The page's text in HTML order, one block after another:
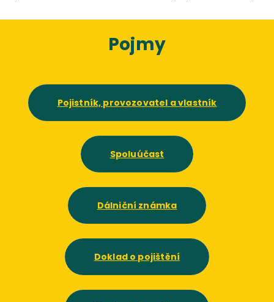
Pojmy
Pojistník, provozovatel a vlastník
Spoluúčast
Dálniční známka
Doklad o pojištění